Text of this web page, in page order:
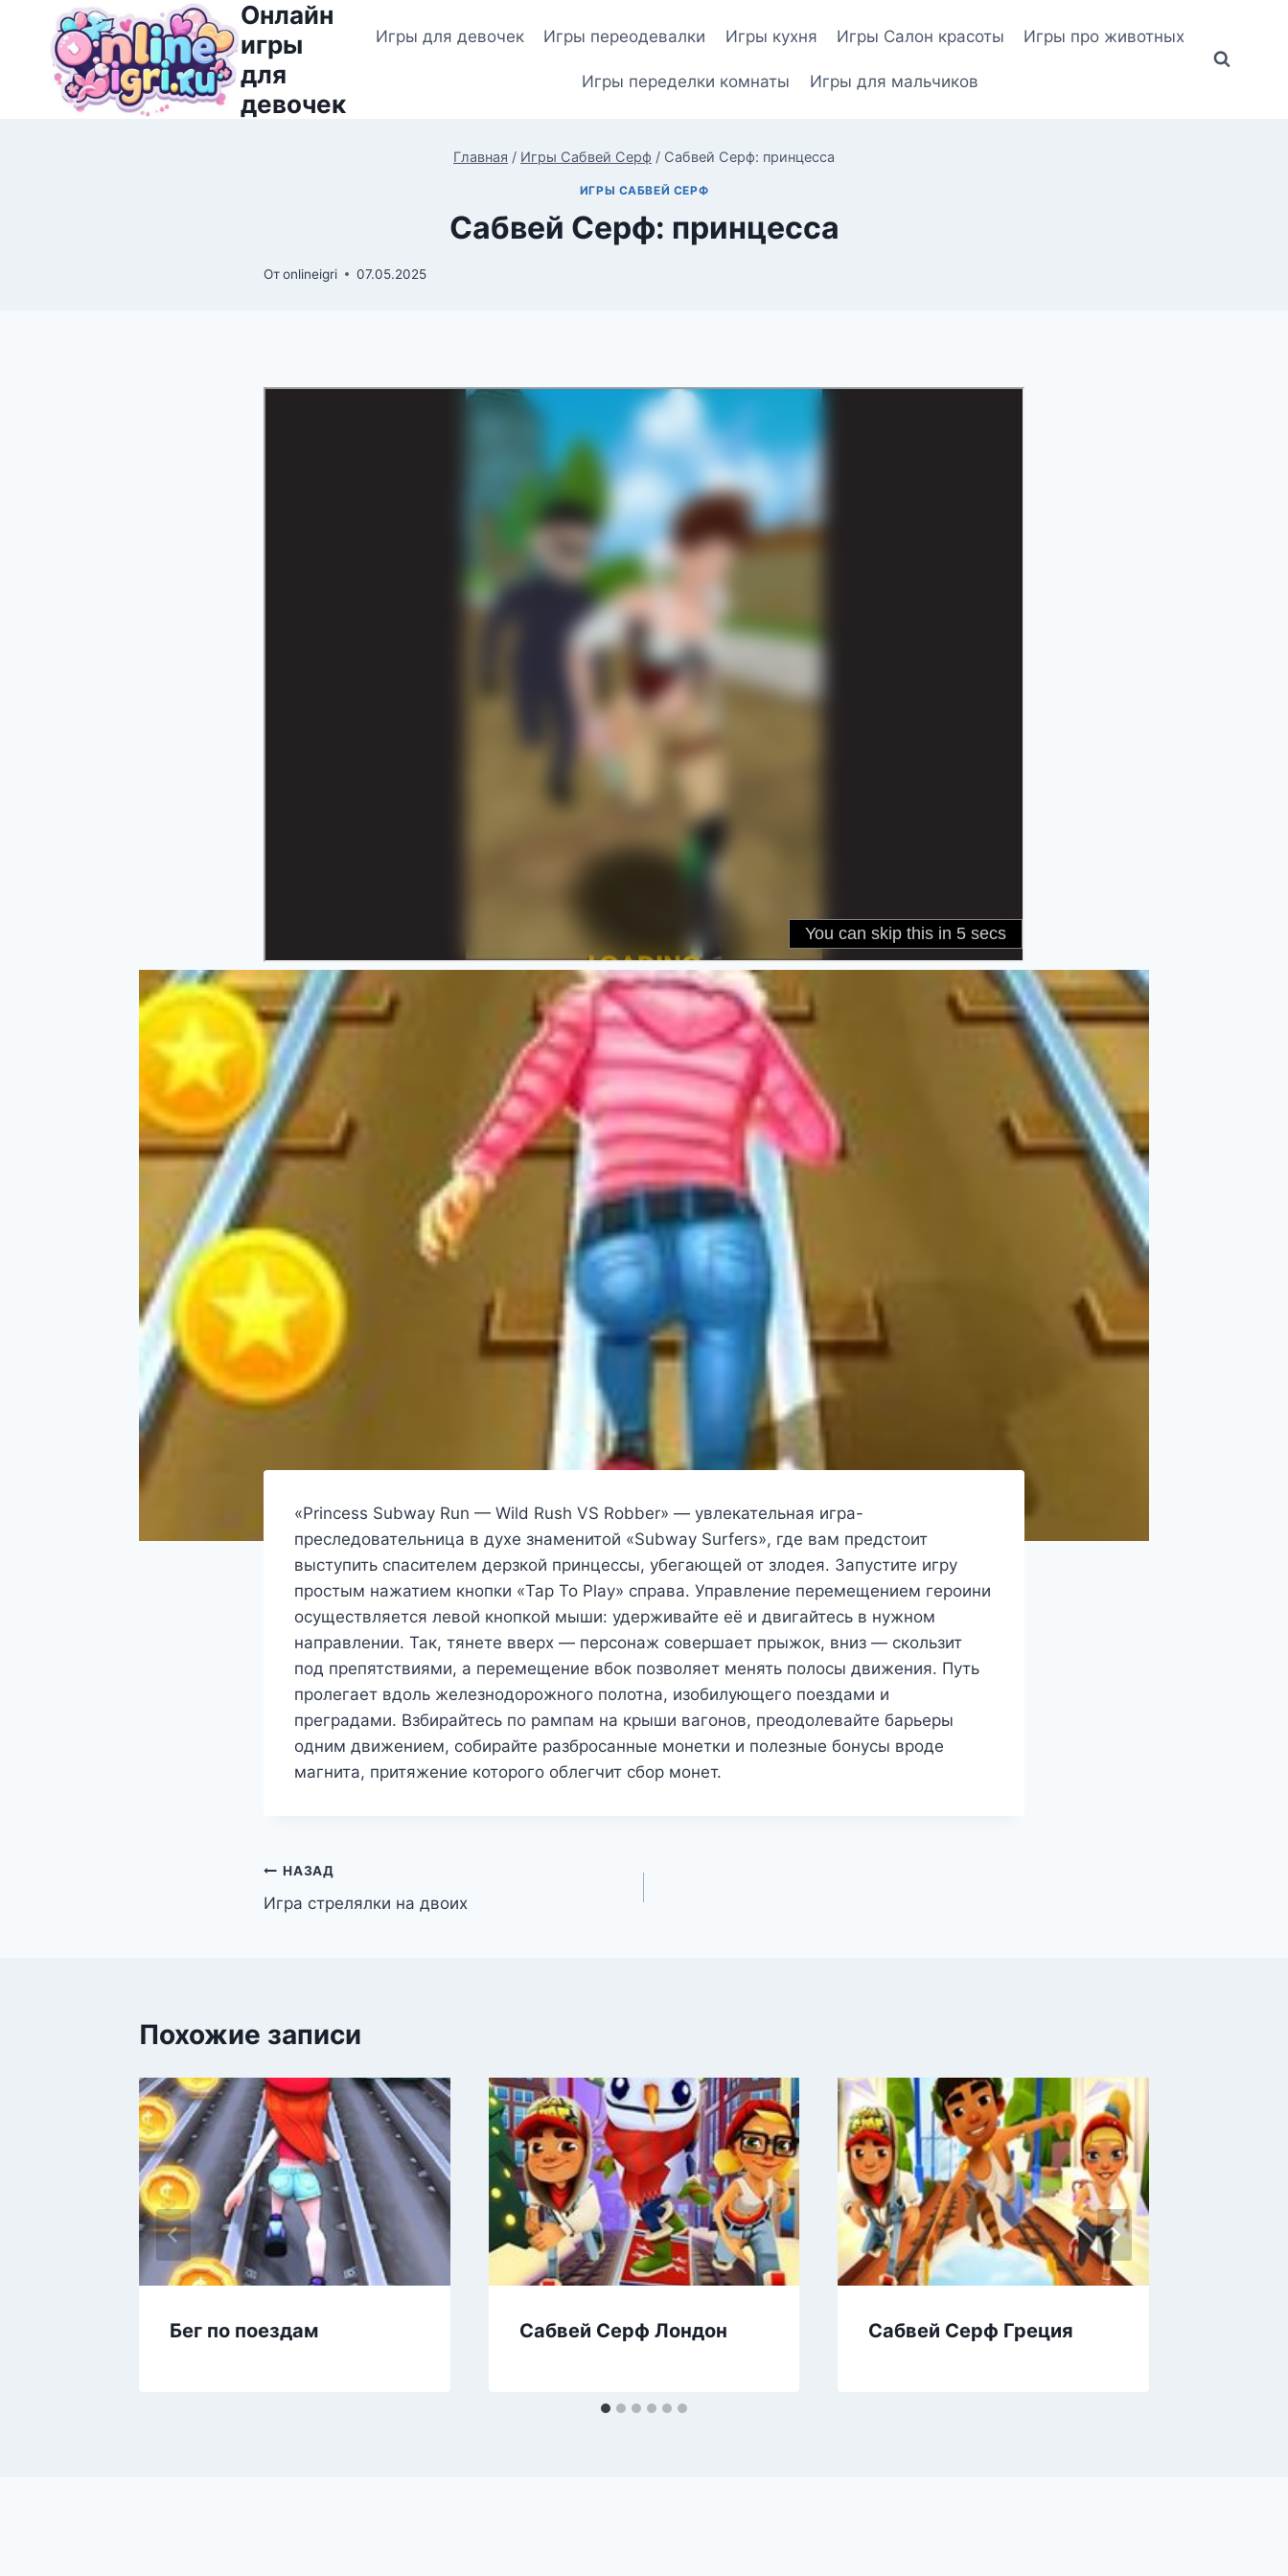
Перейти
содержимому
Онлайн
игры
для
девочек
Игры для девочек Игры переодевалки Игры кухня Игры Салон красоты Игры про животных
Игры переделки комнаты Игры для мальчиков
Главная / Игры Сабвей Серф / Сабвей Серф: принцесса
ИГРЫ САБВЕЙ СЕРФ
Сабвей Серф: принцесса
Отonlineigri 07.05.2025
«Princess Subway Run — Wild Rush VS Robber» — увлекательная игра-
преследовательница в духе знаменитой «Subway Surfers», где вам предстоит
выступить спасителем дерзкой принцессы, убегающей от злодея. Запустите игру
простым нажатием кнопки «Tap To Play» справа. Управление перемещением героини
осуществляется левой кнопкой мыши: удерживайте её и двигайтесь в нужном
направлении. Так, тянете вверх — персонаж совершает прыжок, вниз — скользит
под препятствиями, а перемещение вбок позволяет менять полосы движения. Путь
пролегает вдоль железнодорожного полотна, изобилующего поездами и
преградами. Взбирайтесь по рампам на крыши вагонов, преодолевайте барьеры
одним движением, собирайте разбросанные монетки и полезные бонусы вроде
магнита, притяжение которого облегчит сбор монет.
Навигация
по
НАЗАД
Игра стрелялки на двоих
Похожие записи
Бег по поездам Сабвей Серф Лондон Сабвей Серф Греция